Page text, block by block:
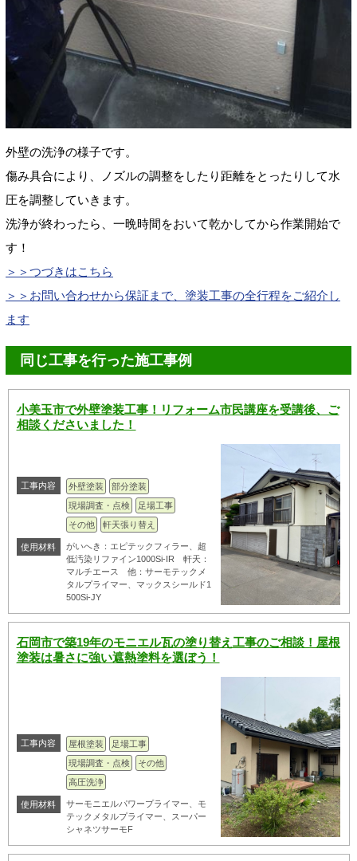
外壁の洗浄の様子です。
傷み具合により、ノズルの調整をしたり距離をとったりして水
圧を調整していきます。
洗浄が終わったら、一晩時間をおいて乾かしてから作業開始で
す！
＞＞つづきはこちら
＞＞お問い合わせから保証まで、塗装工事の全行程をご紹介し
ます
同じ工事を行った施工事例
小美玉市で外壁塗装工事！リフォーム市民講座を受講後、ご
相談くださいました！
工事内容 外壁塗装
部分塗装
現場調査・点検
足場工事
その他
軒天張り替え
使用材料
がいへき：エピテックフィラー、超
低汚染リファイン1000Si-IR 軒天：
マルチエース 他：サーモテックメ
タルプライマー、マックスシールド1
500Si-JY
石岡市で築19年のモニエル瓦の塗り替え工事のご相談！屋根
塗装は暑さに強い遮熱塗料を選ぼう！
工事内容 屋根塗装
足場工事
現場調査・点検
その他
高圧洗浄
使用材料
サーモニエルパワープライマー、モ
テックメタルプライマー、スーパー
シャネツサーモF